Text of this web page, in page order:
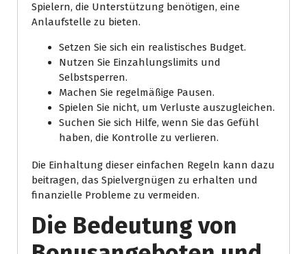
Spielern, die Unterstützung benötigen, eine
Anlaufstelle zu bieten.
Setzen Sie sich ein realistisches Budget.
Nutzen Sie Einzahlungslimits und
Selbstsperren.
Machen Sie regelmäßige Pausen.
Spielen Sie nicht, um Verluste auszugleichen.
Suchen Sie sich Hilfe, wenn Sie das Gefühl
haben, die Kontrolle zu verlieren.
Die Einhaltung dieser einfachen Regeln kann dazu
beitragen, das Spielvergnügen zu erhalten und
finanzielle Probleme zu vermeiden.
Die Bedeutung von